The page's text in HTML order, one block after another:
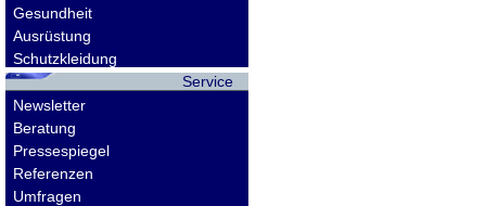
Gesundheit
Ausrüstung
Schutzkleidung
Service
Newsletter
Beratung
Pressespiegel
Referenzen
Umfragen